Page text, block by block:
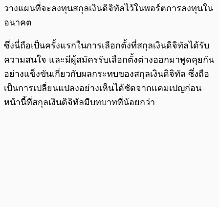
วางแผนที่จะลงทุนสกุลเงินดิจิทัลไว้ในพอร์ตการลงทุนใน
อนาคต
ซึ่งนี่ถือเป็นครั้งแรกในการเลือกตั้งที่สกุลเงินดิจิทัลได้รับ
ความสนใจ และมีผู้สมัครรับเลือกตั้งต่างออกมาพูดคุยกัน
อย่างแข็งขันเกี่ยวกับผลกระทบของสกุลเงินดิจิทัล ซึ่งถือ
เป็นการเปลี่ยนแปลงอย่างเห็นได้ชัดจากแคมเปญก่อน
หน้านี้ที่สกุลเงินดิจิทัลมีบทบาทที่น้อยกว่า